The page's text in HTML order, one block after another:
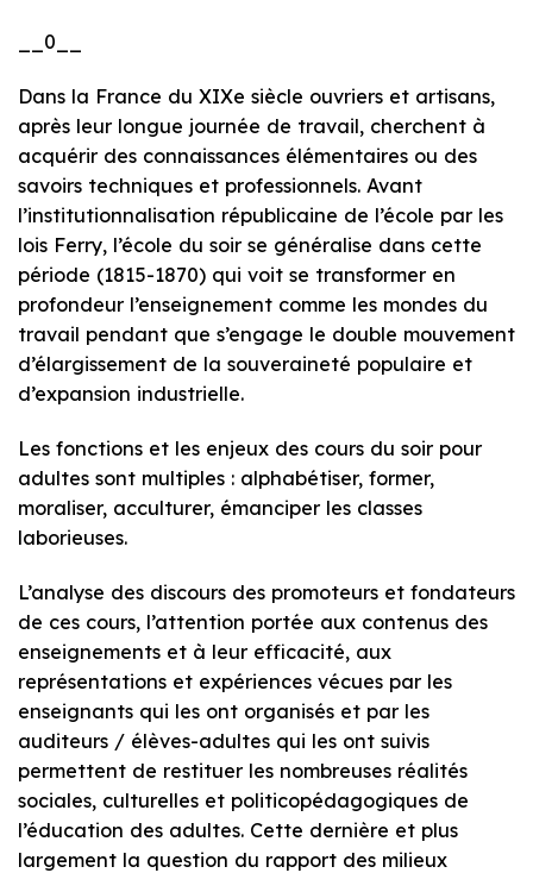
__0__
Dans la France du XIXe siècle ouvriers et artisans,
après leur longue journée de travail, cherchent à
acquérir des connaissances élémentaires ou des
savoirs techniques et professionnels. Avant
l’institutionnalisation républicaine de l’école par les
lois Ferry, l’école du soir se généralise dans cette
période (1815-1870) qui voit se transformer en
profondeur l’enseignement comme les mondes du
travail pendant que s’engage le double mouvement
d’élargissement de la souveraineté populaire et
d’expansion industrielle.
Les fonctions et les enjeux des cours du soir pour
adultes sont multiples : alphabétiser, former,
moraliser, acculturer, émanciper les classes
laborieuses.
L’analyse des discours des promoteurs et fondateurs
de ces cours, l’attention portée aux contenus des
enseignements et à leur efficacité, aux
représentations et expériences vécues par les
enseignants qui les ont organisés et par les
auditeurs / élèves-adultes qui les ont suivis
permettent de restituer les nombreuses réalités
sociales, culturelles et politicopédagogiques de
l’éducation des adultes. Cette dernière et plus
largement la question du rapport des milieux